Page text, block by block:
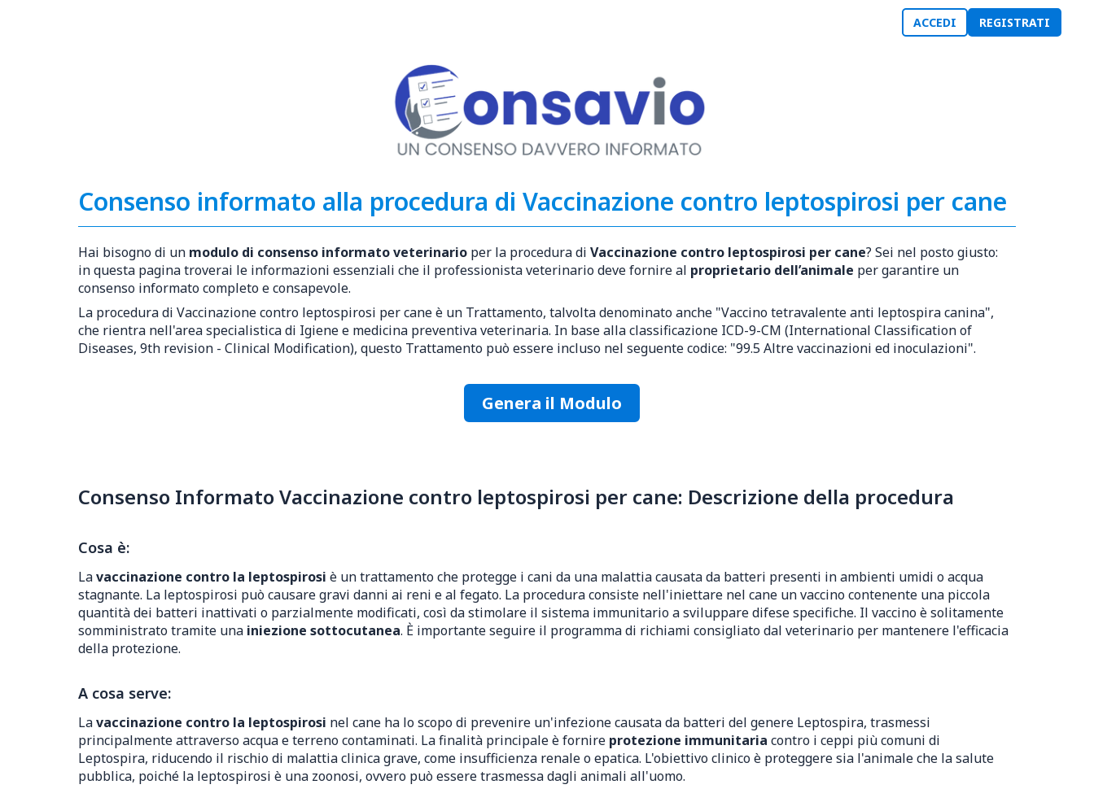
ACCEDI REGISTRATI
Consenso informato alla procedura di Vaccinazione contro leptospirosi per cane
Hai bisogno di un modulo di consenso informato veterinario per la procedura di Vaccinazione contro leptospirosi per cane? Sei nel posto giusto:
in questa pagina troverai le informazioni essenziali che il professionista veterinario deve fornire al proprietario dell’animale per garantire un
consenso informato completo e consapevole.
La procedura di Vaccinazione contro leptospirosi per cane è un Trattamento, talvolta denominato anche "Vaccino tetravalente anti leptospira canina",
che rientra nell'area specialistica di Igiene e medicina preventiva veterinaria. In base alla classificazione ICD-9-CM (International Classification of
Diseases, 9th revision - Clinical Modification), questo Trattamento può essere incluso nel seguente codice: "99.5 Altre vaccinazioni ed inoculazioni".
Genera il Modulo
Consenso Informato Vaccinazione contro leptospirosi per cane: Descrizione della procedura
Cosa è:
Lavaccinazione contro la leptospirosi è un trattamento che protegge i cani da una malattia causata da batteri presenti in ambienti umidi o acqua
stagnante. La leptospirosi può causare gravi danni ai reni e al fegato. La procedura consiste nell'iniettare nel cane un vaccino contenente una piccola
quantità dei batteri inattivati o parzialmente modificati, così da stimolare il sistema immunitario a sviluppare difese specifiche. Il vaccino è solitamente
somministrato tramite una iniezione sottocutanea. È importante seguire il programma di richiami consigliato dal veterinario per mantenere l'efficacia
della protezione.
A cosa serve:
Lavaccinazione contro la leptospirosi nel cane ha lo scopo di prevenire un'infezione causata da batteri del genere Leptospira, trasmessi
principalmente attraverso acqua e terreno contaminati. La finalità principale è fornire protezione immunitaria contro i ceppi più comuni di
Leptospira, riducendo il rischio di malattia clinica grave, come insufficienza renale o epatica. L'obiettivo clinico è proteggere sia l'animale che la salute
pubblica, poiché la leptospirosi è una zoonosi, ovvero può essere trasmessa dagli animali all'uomo.